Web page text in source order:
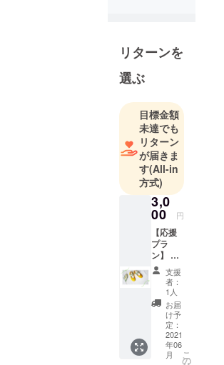
リターンを
選ぶ
目標金額
未達でも
リターン
が届きま
す(All-in
方式)
3,0
00 円
【応援
プラ
ン】 お
礼の手
紙 支援
者：
1人
お届
け予
定：
2021
年06
月
こ
の